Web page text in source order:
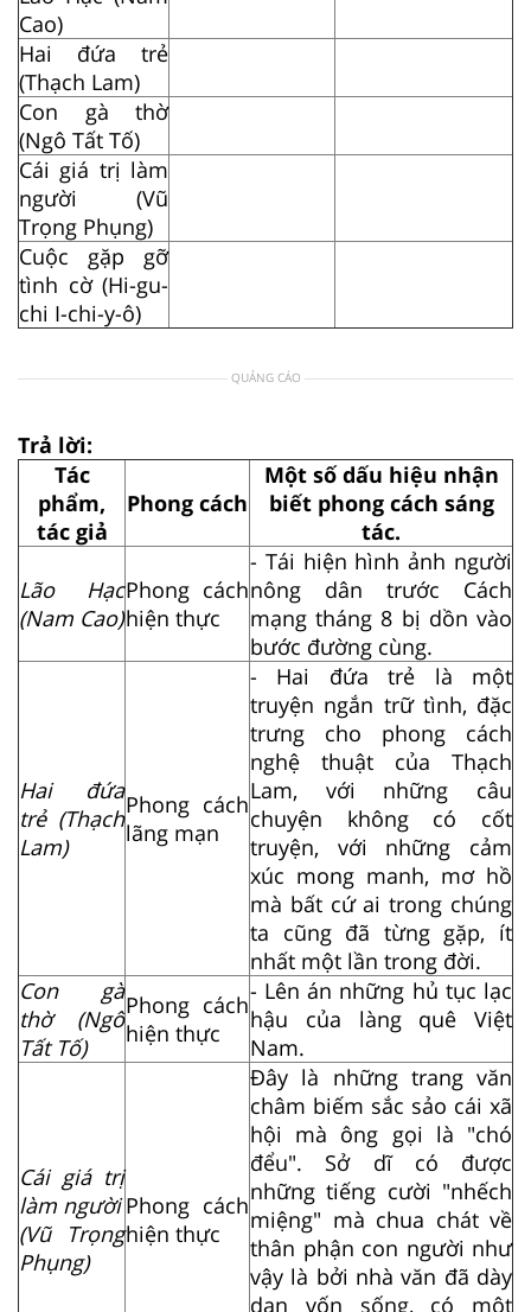
Cao)
Hai đứa trẻ
(Thạch Lam)
Con gà thờ
(Ngô Tất Tố)
Cái giá trị làm
người (Vũ
Trọng Phụng)
Cuộc gặp gỡ
tình cờ (Hi-gu-
chi I-chi-y-ô)
QUẢNG CÁO
Trả lời:
Tác
phẩm,
tác giả
Phong cách
Một số dấu hiệu nhận
biết phong cách sáng
tác.
Lão Hạc
(Nam Cao)
Phong cách
hiện thực
- Tái hiện hình ảnh người
nông dân trước Cách
mạng tháng 8 bị dồn vào
bước đường cùng.
Hai đứa
trẻ (Thạch
Lam)
Phong cách
lãng mạn
- Hai đứa trẻ là một
truyện ngắn trữ tình, đặc
trưng cho phong cách
nghệ thuật của Thạch
Lam, với những câu
chuyện không có cốt
truyện, với những cảm
xúc mong manh, mơ hồ
mà bất cứ ai trong chúng
ta cũng đã từng gặp, ít
nhất một lần trong đời.
Con gà
thờ (Ngô
Tất Tố)
Phong cách
hiện thực
- Lên án những hủ tục lạc
hậu của làng quê Việt
Nam.
Cái giá trị
làm người
(Vũ Trọng
Phụng)
Phong cách
hiện thực
Đây là những trang văn
châm biếm sắc sảo cái xã
hội mà ông gọi là "chó
đểu". Sở dĩ có được
những tiếng cười "nhếch
miệng" mà chua chát về
thân phận con người như
vậy là bởi nhà văn đã dày
dạn vốn sống, có một